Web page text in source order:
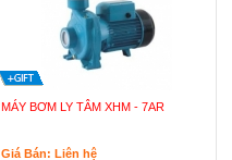
MÁY BƠM LY TÂM XHM - 7AR
Giá Bán: Liên hệ